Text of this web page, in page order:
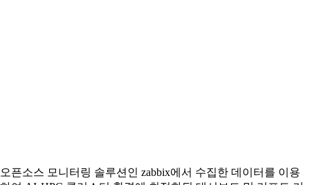
오픈소스 모니터링 솔루션인 zabbix에서 수집한 데이터를 이용